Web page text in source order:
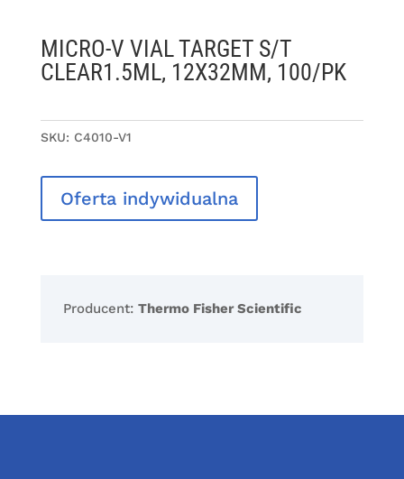
MICRO-V VIAL TARGET S/T
CLEAR1.5ML, 12X32MM, 100/PK
SKU: C4010-V1
Oferta indywidualna
Producent: Thermo Fisher Scientific